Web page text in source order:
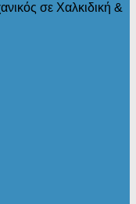
σε Χαλκιδική &